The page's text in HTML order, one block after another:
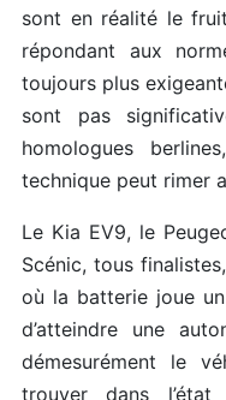
sont en réalité le
répondant aux
toujours plus
sont pas
homologues
technique peut rimer
Le Kia EV9, le
Scénic, tous
où la batterie joue
d’atteindre une
démesurément le
trouver dans